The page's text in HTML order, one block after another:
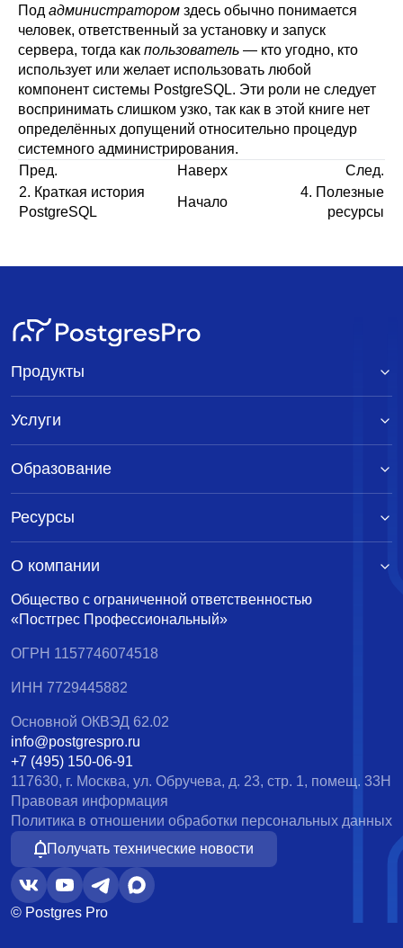
Под администратором здесь обычно понимается
человек, ответственный за установку и запуск
сервера, тогда как пользователь — кто угодно, кто
использует или желает использовать любой
компонент системы PostgreSQL. Эти роли не следует
воспринимать слишком узко, так как в этой книге нет
определённых допущений относительно процедур
системного администрирования.
Пред.
Наверх
След.
2. Краткая история
PostgreSQL
Начало
4. Полезные
ресурсы
Общество с ограниченной ответственностью
«Постгрес Профессиональный»
ОГРН 1157746074518
ИНН 7729445882
Основной ОКВЭД 62.02
info@postgrespro.ru
+7 (495) 150-06-91
117630, г. Москва, ул. Обручева, д. 23, стр. 1, помещ. 33Н
Правовая информация
Политика в отношении обработки персональных данных
Получать технические новости
© Postgres Pro
Продукты
Услуги
Образование
Ресурсы
О компании